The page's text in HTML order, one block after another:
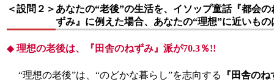
＜設問２＞ あなたの“老後”の生活を、イソップ童話『都会
ずみ』に例えた場合、あなたの“理想”に近いも
◆ 理想の老後は、『田舎のねずみ』派が70.3％!!
“理想の老後”は、“のどかな暮らし”を志向する
『田舎の